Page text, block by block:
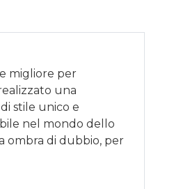
migliore per
una
stile unico e
nel mondo dello
ombra di dubbio, per